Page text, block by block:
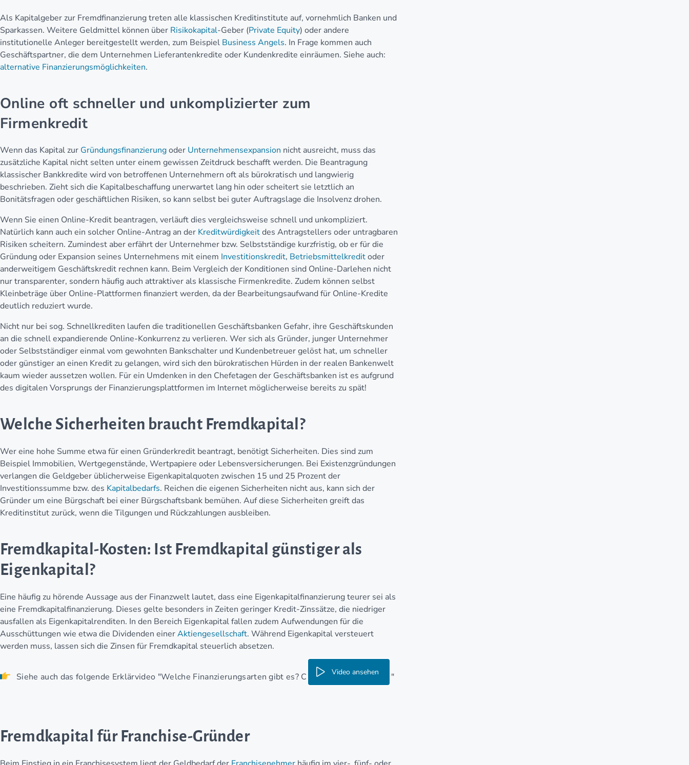
Als Kapitalgeber zur Fremdfinanzierung treten alle klassischen Kreditinstitute auf, vornehmlich Banken und
Sparkassen. Weitere Geldmittel können über Risikokapital-Geber (Private Equity) oder andere
institutionelle Anleger bereitgestellt werden, zum Beispiel Business Angels. In Frage kommen auch
Geschäftspartner, die dem Unternehmen Lieferantenkredite oder Kundenkredite einräumen. Siehe auch:
alternative Finanzierungsmöglichkeiten.
Online oft schneller und unkomplizierter zum
Firmenkredit
Wenn das Kapital zur Gründungsfinanzierungoder Unternehmensexpansion nicht ausreicht, muss das
zusätzliche Kapital nicht selten unter einem gewissen Zeitdruck beschafft werden. Die Beantragung
klassischer Bankkredite wird von betroffenen Unternehmern oft als bürokratisch und langwierig
beschrieben. Zieht sich die Kapitalbeschaffung unerwartet lang hin oder scheitert sie letztlich an
Bonitätsfragen oder geschäftlichen Risiken, so kann selbst bei guter Auftragslage die Insolvenz drohen.
Wenn Sie einen Online-Kredit beantragen, verläuft dies vergleichsweise schnell und unkompliziert.
Natürlich kann auch ein solcher Online-Antrag an der Kreditwürdigkeitdes Antragstellers oder untragbaren
Risiken scheitern. Zumindest aber erfährt der Unternehmer bzw. Selbstständige kurzfristig, ob er für die
Gründung oder Expansion seines Unternehmens mit einem Investitionskredit, Betriebsmittelkreditoder
anderweitigem Geschäftskredit rechnen kann. Beim Vergleich der Konditionen sind Online-Darlehen nicht
nur transparenter, sondern häufig auch attraktiver als klassische Firmenkredite. Zudem können selbst
Kleinbeträge über Online-Plattformen finanziert werden, da der Bearbeitungsaufwand für Online-Kredite
deutlich reduziert wurde.
Nicht nur bei sog. Schnellkrediten laufen die traditionellen Geschäftsbanken Gefahr, ihre Geschäftskunden
an die schnell expandierende Online-Konkurrenz zu verlieren. Wer sich als Gründer, junger Unternehmer
oder Selbstständiger einmal vom gewohnten Bankschalter und Kundenbetreuer gelöst hat, um schneller
oder günstiger an einen Kredit zu gelangen, wird sich den bürokratischen Hürden in der realen Bankenwelt
kaum wieder aussetzen wollen. Für ein Umdenken in den Chefetagen der Geschäftsbanken ist es aufgrund
des digitalen Vorsprungs der Finanzierungsplattformen im Internet möglicherweise bereits zu spät!
Welche Sicherheiten braucht Fremdkapital?
Wer eine hohe Summe etwa für einen Gründerkredit beantragt, benötigt Sicherheiten. Dies sind zum
Beispiel Immobilien, Wertgegenstände, Wertpapiere oder Lebensversicherungen. Bei Existenzgründungen
verlangen die Geldgeber üblicherweise Eigenkapitalquoten zwischen 15 und 25 Prozent der
Investitionssumme bzw. des Kapitalbedarfs. Reichen die eigenen Sicherheiten nicht aus, kann sich der
Gründer um eine Bürgschaft bei einer Bürgschaftsbank bemühen. Auf diese Sicherheiten greift das
Kreditinstitut zurück, wenn die Tilgungen und Rückzahlungen ausbleiben.
Fremdkapital-Kosten: Ist Fremdkapital günstiger als
Eigenkapital?
Eine häufig zu hörende Aussage aus der Finanzwelt lautet, dass eine Eigenkapitalfinanzierung teurer sei als
eine Fremdkapitalfinanzierung. Dieses gelte besonders in Zeiten geringer Kredit-Zinssätze, die niedriger
ausfallen als Eigenkapitalrenditen. In den Bereich Eigenkapital fallen zudem Aufwendungen für die
Ausschüttungen wie etwa die Dividenden einerAktiengesellschaft. Während Eigenkapital versteuert
werden muss, lassen sich die Zinsen für Fremdkapital steuerlich absetzen.
Siehe auch das folgende Erklärvideo "Welche Finanzierungsarten gibt es? Crashkurs IHK Prüfung!"
Video ansehen
Fremdkapital für Franchise-Gründer